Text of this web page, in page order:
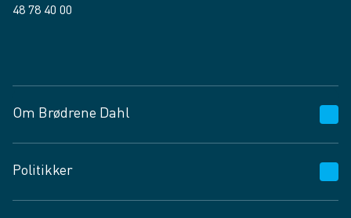
48 78 40 00
Om Brødrene Dahl
Vagttelefon 30 10 89 89
Spørgsmål og svar
Politikker